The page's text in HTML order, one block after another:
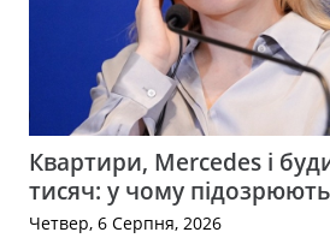
Квартири, Mercedes і
тисяч: у чому
Четвер, 6 Серпня, 2026